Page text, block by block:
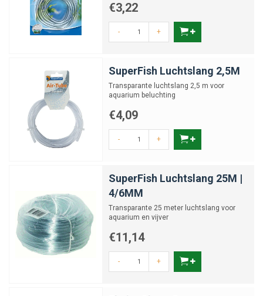
€3,22
- +
SuperFish Luchtslang 2,5M
Transparante luchtslang 2,5 m voor
aquarium beluchting
€4,09
- +
SuperFish Luchtslang 25M |
4/6MM
Transparante 25 meter luchtslang voor
aquarium en vijver
€11,14
- +